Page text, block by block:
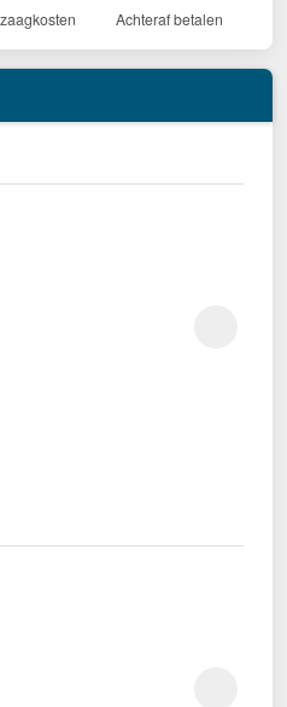
Achteraf betalen